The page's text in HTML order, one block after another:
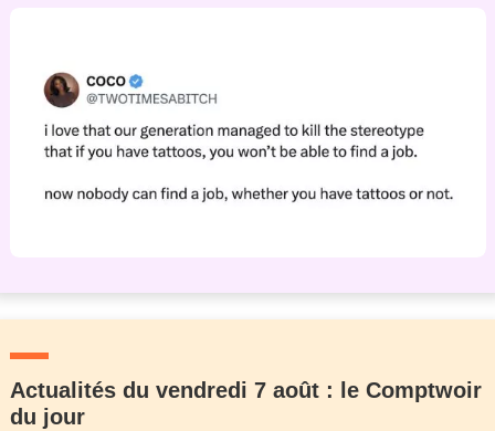
Actualités du vendredi 7 août : le Comptwoir
du jour